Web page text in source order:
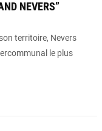
NEVERS”
territoire, Nevers
le plus